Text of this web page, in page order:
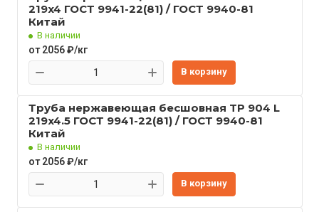
219x4 ГОСТ 9941-22(81) / ГОСТ 9940-81
Китай
В наличии
от 2056 ₽/кг
В корзину
Труба нержавеющая бесшовная TP 904 L
219x4.5 ГОСТ 9941-22(81) / ГОСТ 9940-81
Китай
В наличии
от 2056 ₽/кг
В корзину